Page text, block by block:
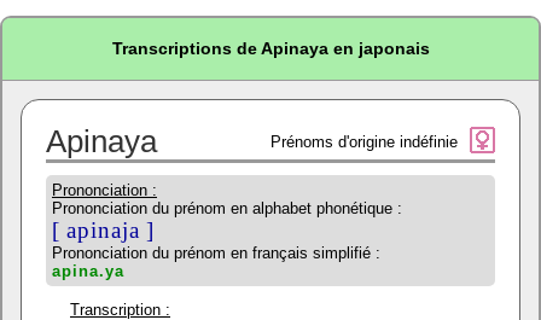
Transcriptions de Apinaya en japonais
Apinaya Prénoms d'origine indéfinie
Prononciation :
Prononciation du prénom en alphabet phonétique :
[ apinaja ]
Prononciation du prénom en français simplifié :
apina.ya
Transcription :